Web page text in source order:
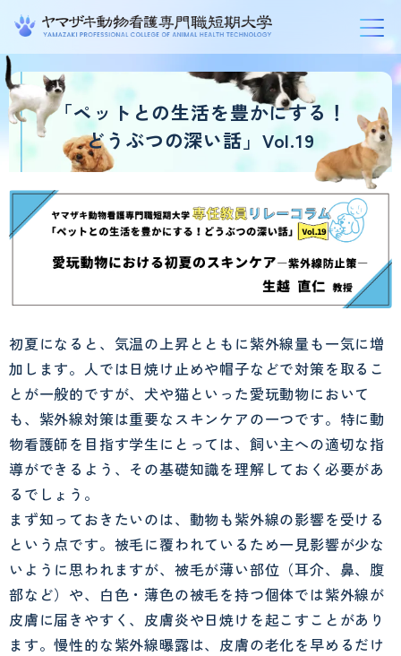
グ
ロ
ル
ビ
シ
ョ
ン
へ
本
文
ロ
ー
ナ
ゲ
ョ
ン
へ
フ
ッ
へ
「ペットとの生活を豊かにする！
どうぶつの深い話」Vol.19
初夏になると、気温の上昇とともに紫外線量も一気に増
加します。人では日焼け止めや帽子などで対策を取るこ
とが一般的ですが、犬や猫といった愛玩動物において
も、紫外線対策は重要なスキンケアの一つです。特に動
物看護師を目指す学生にとっては、飼い主への適切な指
導ができるよう、その基礎知識を理解しておく必要があ
るでしょう。
まず知っておきたいのは、動物も紫外線の影響を受ける
という点です。被毛に覆われているため一見影響が少な
いように思われますが、被毛が薄い部位（耳介、鼻、腹
部など）や、白色・薄色の被毛を持つ個体では紫外線が
皮膚に届きやすく、皮膚炎や日焼けを起こすことがあり
ます。慢性的な紫外線曝露は、皮膚の老化を早めるだけ